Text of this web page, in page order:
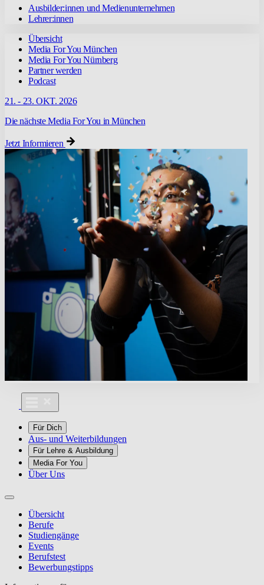
Ausbilder:innen und Medienunternehmen
Lehrer:innen
Übersicht
Media For You München
Media For You Nürnberg
Partner werden
Podcast
21. - 23. OKT. 2026
Die nächste Media For You in München
Jetzt Informieren
Für Dich
Aus- und Weiterbildungen
Für Lehre & Ausbildung
Media For You
Über Uns
Übersicht
Berufe
Studiengänge
Events
Berufstest
Bewerbungstipps